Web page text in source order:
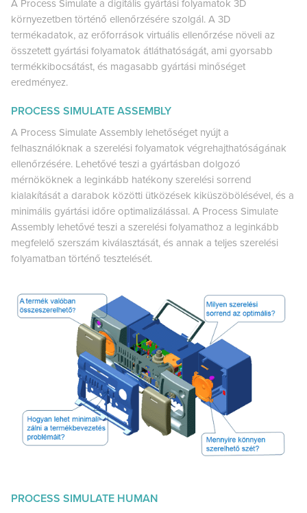
A Process Simulate a digitális gyártási folyamatok 3D
környezetben történő ellenőrzésére szolgál. A 3D
termékadatok, az erőforrások virtuális ellenőrzése növeli az
összetett gyártási folyamatok átláthatóságát, ami gyorsabb
termékkibocsátást, és magasabb gyártási minőséget
eredményez.
PROCESS SIMULATE ASSEMBLY
A Process Simulate Assembly lehetőséget nyújt a
felhasználóknak a szerelési folyamatok végrehajthatóságának
ellenőrzésére. Lehetővé teszi a gyártásban dolgozó
mérnököknek a leginkább hatékony szerelési sorrend
kialakítását a darabok közötti ütközések kiküszöbölésével, és a
minimális gyártási időre optimalizálással. A Process Simulate
Assembly lehetővé teszi a szerelési folyamathoz a leginkább
megfelelő szerszám kiválasztását, és annak a teljes szerelési
folyamatban történő tesztelését.
PROCESS SIMULATE HUMAN